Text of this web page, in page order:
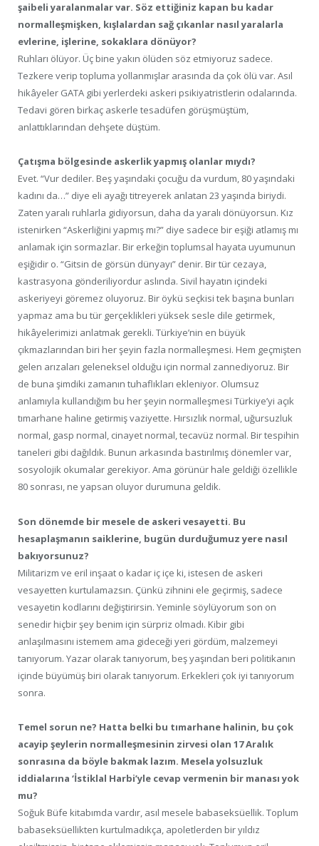
şaibeli yaralanmalar var. Söz ettiğiniz kapan bu kadar
normalleşmişken, kışlalardan sağ çıkanlar nasıl yaralarla
evlerine, işlerine, sokaklara dönüyor?
Ruhları ölüyor. Üç bine yakın ölüden söz etmiyoruz sadece.
Tezkere verip topluma yollanmışlar arasında da çok ölü var. Asıl
hikâyeler GATA gibi yerlerdeki askeri psikiyatristlerin odalarında.
Tedavi gören birkaç askerle tesadüfen görüşmüştüm,
anlattıklarından dehşete düştüm.
Çatışma bölgesinde askerlik yapmış olanlar mıydı?
Evet. “Vur dediler. Beş yaşındaki çocuğu da vurdum, 80 yaşındaki
kadını da…” diye eli ayağı titreyerek anlatan 23 yaşında biriydi.
Zaten yaralı ruhlarla gidiyorsun, daha da yaralı dönüyorsun. Kız
istenirken “Askerliğini yapmış mı?” diye sadece bir eşiği atlamış mı
anlamak için sormazlar. Bir erkeğin toplumsal hayata uyumunun
eşiğidir o. “Gitsin de görsün dünyayı” denir. Bir tür cezaya,
kastrasyona gönderiliyordur aslında. Sivil hayatın içindeki
askeriyeyi göremez oluyoruz. Bir öykü seçkisi tek başına bunları
yapmaz ama bu tür gerçeklikleri yüksek sesle dile getirmek,
hikâyelerimizi anlatmak gerekli. Türkiye’nin en büyük
çıkmazlarından biri her şeyin fazla normalleşmesi. Hem geçmişten
gelen arızaları geleneksel olduğu için normal zannediyoruz. Bir
de buna şimdiki zamanın tuhaflıkları ekleniyor. Olumsuz
anlamıyla kullandığım bu her şeyin normalleşmesi Türkiye’yi açık
tımarhane haline getirmiş vaziyette. Hırsızlık normal, uğursuzluk
normal, gasp normal, cinayet normal, tecavüz normal. Bir tespihin
taneleri gibi dağıldık. Bunun arkasında bastırılmış dönemler var,
sosyolojik okumalar gerekiyor. Ama görünür hale geldiği özellikle
80 sonrası, ne yapsan oluyor durumuna geldik.
Son dönemde bir mesele de askeri vesayetti. Bu
hesaplaşmanın saiklerine, bugün durduğumuz yere nasıl
bakıyorsunuz?
Militarizm ve eril inşaat o kadar iç içe ki, istesen de askeri
vesayetten kurtulamazsın. Çünkü zihnini ele geçirmiş, sadece
vesayetin kodlarını değiştirirsin. Yeminle söylüyorum son on
senedir hiçbir şey benim için sürpriz olmadı. Kibir gibi
anlaşılmasını istemem ama gideceği yeri gördüm, malzemeyi
tanıyorum. Yazar olarak tanıyorum, beş yaşından beri politikanın
içinde büyümüş biri olarak tanıyorum. Erkekleri çok iyi tanıyorum
sonra.
Temel sorun ne? Hatta belki bu tımarhane halinin, bu çok
acayip şeylerin normalleşmesinin zirvesi olan 17 Aralık
sonrasına da böyle bakmak lazım. Mesela yolsuzluk
iddialarına ‘İstiklal Harbi’yle cevap vermenin bir manası yok
mu?
Soğuk Büfe kitabımda vardır, asıl mesele babaseksüellik. Toplum
babaseksüellikten kurtulmadıkça, apoletlerden bir yıldız